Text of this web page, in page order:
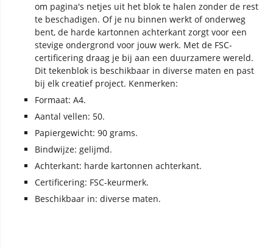
om pagina's netjes uit het blok te halen zonder de rest
te beschadigen. Of je nu binnen werkt of onderweg
bent, de harde kartonnen achterkant zorgt voor een
stevige ondergrond voor jouw werk. Met de FSC-
certificering draag je bij aan een duurzamere wereld.
Dit tekenblok is beschikbaar in diverse maten en past
bij elk creatief project. Kenmerken:
Formaat: A4.
Aantal vellen: 50.
Papiergewicht: 90 grams.
Bindwijze: gelijmd.
Achterkant: harde kartonnen achterkant.
Certificering: FSC-keurmerk.
Beschikbaar in: diverse maten.